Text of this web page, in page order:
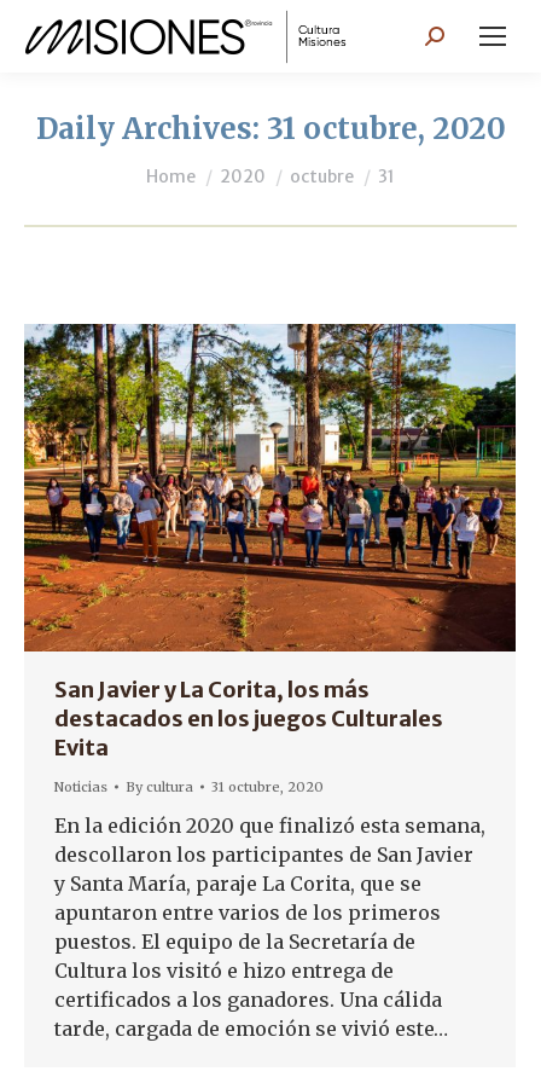
Search:
Daily Archives: 31 octubre, 2020
You are here:
Home 2020 octubre 31
San Javier y La Corita, los más
destacados en los juegos Culturales
Evita
Noticias Bycultura 31 octubre, 2020
En la edición 2020 que finalizó esta semana,
descollaron los participantes de San Javier
y Santa María, paraje La Corita, que se
apuntaron entre varios de los primeros
puestos. El equipo de la Secretaría de
Cultura los visitó e hizo entrega de
certificados a los ganadores. Una cálida
tarde, cargada de emoción se vivió este…